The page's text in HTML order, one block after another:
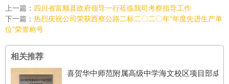
上一篇： 四川省富顺县政府领导一行莅临我司考察指导工作
下一篇： 热烈庆祝公司荣获西察公路二标二〇二〇年“年度先进生产单
位”荣誉称号
相关推荐
喜贺华中师范附属高级中学海文校区项目部成立